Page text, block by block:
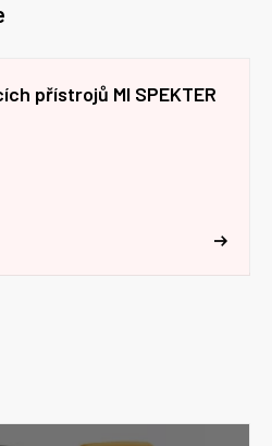
přístrojů MI SPEKTER